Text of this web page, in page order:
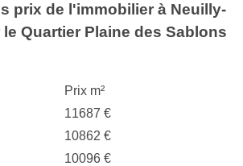
prix de l'immobilier à Neuilly-
Quartier Plaine des Sablons
Prix m²
11687 €
10862 €
10096 €